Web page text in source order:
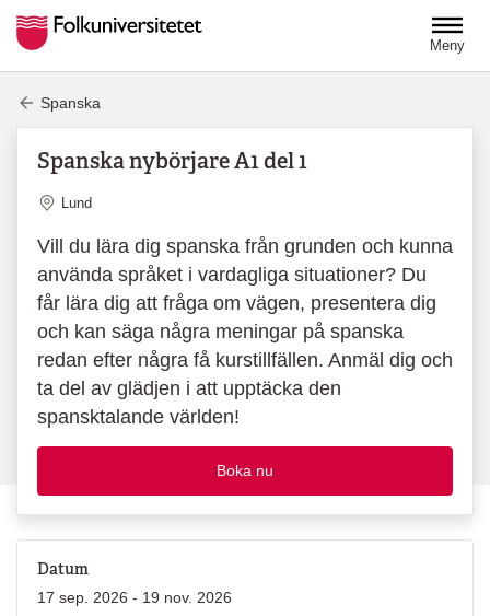
Meny
Spanska
Spanska nybörjare A1 del 1
Plats
Lund
Vill du lära dig spanska från grunden och kunna
använda språket i vardagliga situationer? Du
får lära dig att fråga om vägen, presentera dig
och kan säga några meningar på spanska
redan efter några få kurstillfällen. Anmäl dig och
ta del av glädjen i att upptäcka den
spansktalande världen!
Boka nu
Datum
17 sep. 2026 - 19 nov. 2026